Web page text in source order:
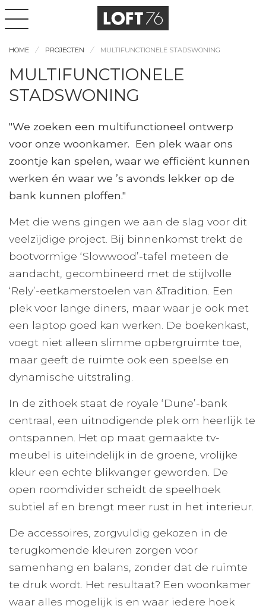
HOME PROJECTEN MULTIFUNCTIONELE STADSWONING
MULTIFUNCTIONELE
STADSWONING
"We zoeken een multifunctioneel ontwerp
voor onze woonkamer. Een plek waar ons
zoontje kan spelen, waar we efficiënt kunnen
werken én waar we ’s avonds lekker op de
bank kunnen ploffen."
Met die wens gingen we aan de slag voor dit
veelzijdige project. Bij binnenkomst trekt de
bootvormige ‘Slowwood’-tafel meteen de
aandacht, gecombineerd met de stijlvolle
‘Rely’-eetkamerstoelen van &Tradition. Een
plek voor lange diners, maar waar je ook met
een laptop goed kan werken. De boekenkast,
voegt niet alleen slimme opbergruimte toe,
maar geeft de ruimte ook een speelse en
dynamische uitstraling.
In de zithoek staat de royale ‘Dune’-bank
centraal, een uitnodigende plek om heerlijk te
ontspannen. Het op maat gemaakte tv-
meubel is uiteindelijk in de groene, vrolijke
kleur een echte blikvanger geworden. De
open roomdivider scheidt de speelhoek
subtiel af en brengt meer rust in het interieur.
De accessoires, zorgvuldig gekozen in de
terugkomende kleuren zorgen voor
samenhang en balans, zonder dat de ruimte
te druk wordt. Het resultaat? Een woonkamer
waar alles mogelijk is en waar iedere hoek